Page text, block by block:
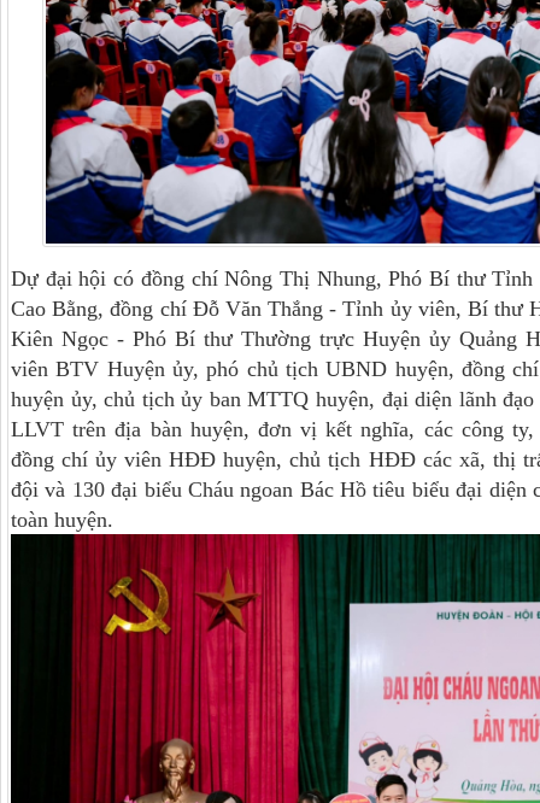
Dự đại hội có đồng chí Nông Thị Nhung, Phó Bí thư
Cao Bằng, đồng chí Đỗ Văn Thắng - Tỉnh ủy viên, Bí thư
Kiên Ngọc - Phó Bí thư Thường trực Huyện ủy Quảng
viên BTV Huyện ủy, phó chủ tịch UBND huyện, đồng
huyện ủy, chủ tịch ủy ban MTTQ huyện, đại diện lãnh
LLVT trên địa bàn huyện, đơn vị kết nghĩa, các công
đồng chí ủy viên HĐĐ huyện, chủ tịch HĐĐ các xã, thị
đội và 130 đại biểu Cháu ngoan Bác Hồ tiêu biểu đại diện
toàn huyện.